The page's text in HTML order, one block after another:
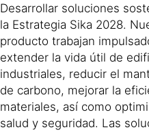
Desarrollar soluciones
la Estrategia Sika 2028.
producto trabajan
extender la vida útil de
industriales, reducir el
de carbono, mejorar la
materiales, así como
salud y seguridad. Las